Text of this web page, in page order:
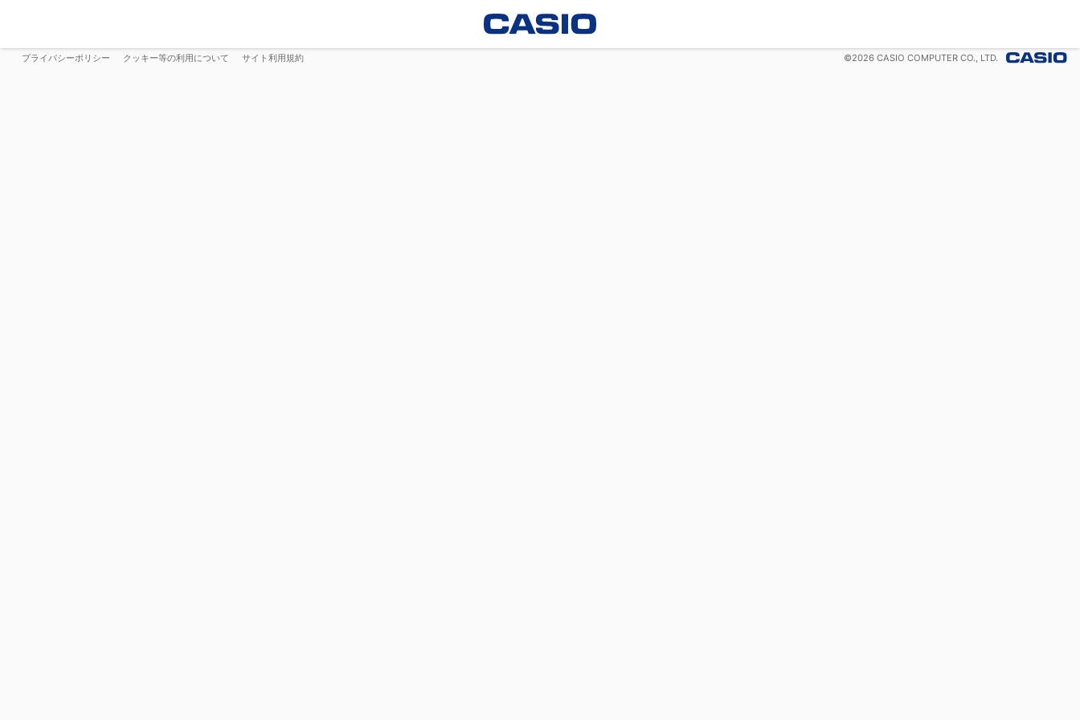
プライバシーポリシー クッキー等の利用について サイト利用規約 ©2026 CASIO COMPUTER CO., LTD.